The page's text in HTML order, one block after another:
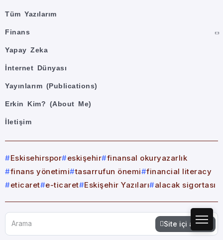
Tüm Yazılarım
Finans
Yapay Zeka
İnternet Dünyası
Yayınlarım (Publications)
Erkin Kim? (About Me)
İletişim
Eskisehirspor eskişehir finansal okuryazarlık
finans yönetimi
tasarrufun önemi
financial literacy
eticaret
e-ticaret Eskişehir Yazıları alacak sigortası
Site içi arama